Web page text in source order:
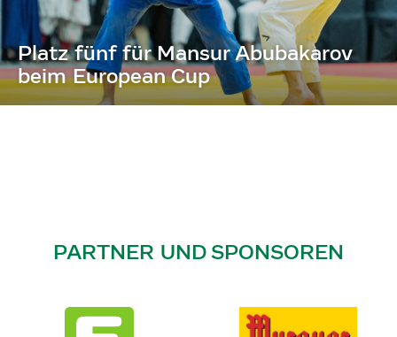
Platz fünf für Mansur Abubakarov
beim European Cup
PARTNER UND SPONSOREN